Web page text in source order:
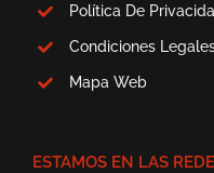
Política De
Condiciones
Mapa Web
ESTAMOS EN LAS